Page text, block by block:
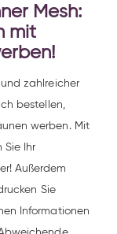
Mesh:
mit
zahlreicher
bestellen,
werben. Mit
Sie Ihr
Außerdem
Sie
Informationen